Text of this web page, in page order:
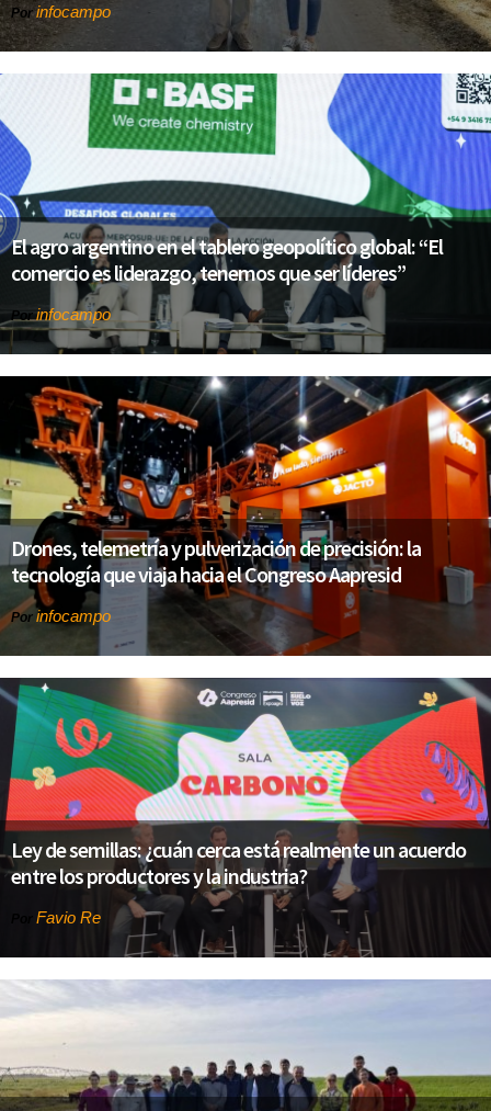
Porinfocampo
El agro argentino en el tablero geopolítico global: “El
comercio es liderazgo, tenemos que ser líderes”
Por infocampo
Drones, telemetría y pulverización de precisión: la
tecnología que viaja hacia el Congreso Aapresid
Por infocampo
Ley de semillas: ¿cuán cerca está realmente un acuerdo
entre los productores y la industria?
Favio Re